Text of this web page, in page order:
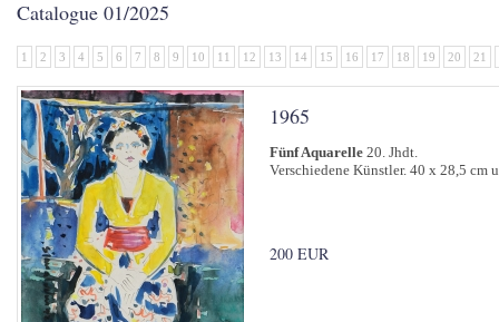
Catalogue 01/2025
1 2 3 4 5 6 7 8 9 10 11 12 13 14 15 16 17 18 19 20 21
1965
Fünf Aquarelle 20. Jhdt.
Verschiedene Künstler. 40 x 28,5 cm
200 EUR